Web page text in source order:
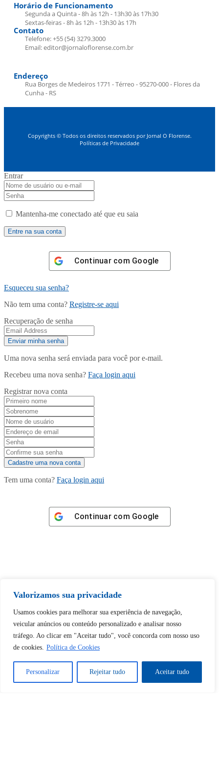
Valorizamos sua privacidade
Usamos cookies para melhorar sua experiência de navegação,
veicular anúncios ou conteúdo personalizado e analisar nosso
tráfego. Ao clicar em "Aceitar tudo", você concorda com nosso uso
de cookies. Política de Cookies
Personalizar Rejeitar tudo Aceitar tudo
Horário de Funcionamento
Segunda a Quinta - 8h às 12h - 13h30 às 17h30
Sextas-feiras - 8h às 12h - 13h30 às 17h
Contato
Telefone: +55 (54) 3279.3000
Email: editor@jornaloflorense.com.br
Endereço
Rua Borges de Medeiros 1771 - Térreo - 95270-000 - Flores da
Cunha - RS
Copyrights © Todos os direitos reservados por Jornal O Florense.
Políticas de Privacidade
Entrar
Mantenha-me conectado até que eu saia
Continuar com Google
Esqueceu sua senha?
Não tem uma conta? Registre-se aqui
Recuperação de senha
Uma nova senha será enviada para você por e-mail.
Recebeu uma nova senha? Faça login aqui
Registrar nova conta
Tem uma conta? Faça login aqui
Continuar com Google
desbloquear esta publicação?
Desbloquear esquerda : 0